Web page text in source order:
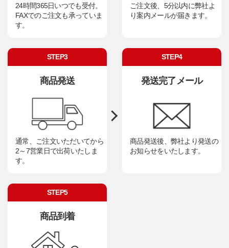
24時間365日いつでも受付。
FAXでのご注文も承っていま
す。
ご注文後、5分以内に弊社よ
り案内メールが届きます。
STEP3
商品発送
通常、ご注文いただいてから
2～7営業日で出荷いたしま
す。
STEP4
発送完了メール
商品発送後、弊社より発送の
お知らせをいたします。
STEP5
商品到着